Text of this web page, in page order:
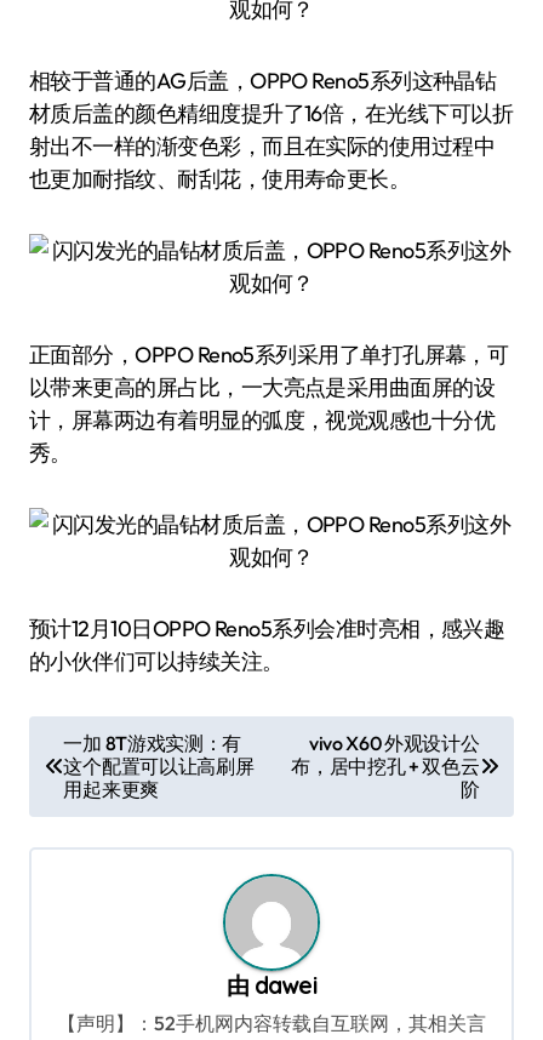
相较于普通的AG后盖，OPPO Reno5系列这种晶钻
材质后盖的颜色精细度提升了16倍，在光线下可以折
射出不一样的渐变色彩，而且在实际的使用过程中
也更加耐指纹、耐刮花，使用寿命更长。
正面部分，OPPO Reno5系列采用了单打孔屏幕，可
以带来更高的屏占比，一大亮点是采用曲面屏的设
计，屏幕两边有着明显的弧度，视觉观感也十分优
秀。
预计12月10日OPPO Reno5系列会准时亮相，感兴趣
的小伙伴们可以持续关注。
章
导
航
一加 8T游戏实测：有
这个配置可以让高刷屏
用起来更爽
vivo X60 外观设计公
布，居中挖孔 + 双色云
阶
由 dawei
【声明】：52手机网内容转载自互联网，其相关言